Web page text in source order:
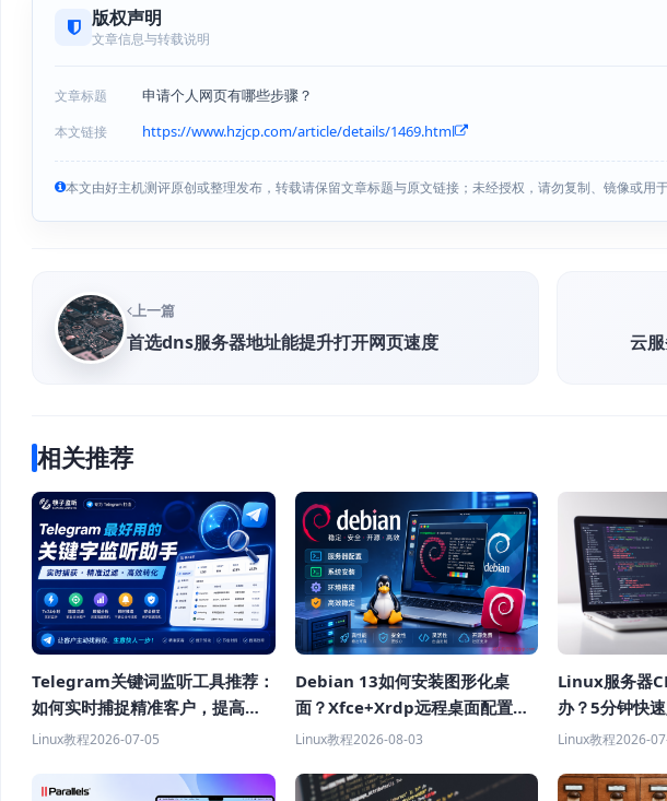
版权声明
文章信息与转载说明
文章标题 申请个人网页有哪些步骤？
本文链接 https://www.hzjcp.com/article/details/1469.html
本文由好主机测评原创或整理发布，转载请保留文章标题与原文链接；未经授权，请勿复制、镜像或用于
上一篇
首选dns服务器地址能提升打开网页速度 云
相关推荐
Telegram关键词监听工具推荐：
如何实时捕捉精准客户，提高获
客效率？
Linux教程2026-07-05
Debian 13如何安装图形化桌
面？Xfce+Xrdp远程桌面配置教
程
Linux教程2026-08-03
Linux服务器
办？5分钟快
Linux教程2026-